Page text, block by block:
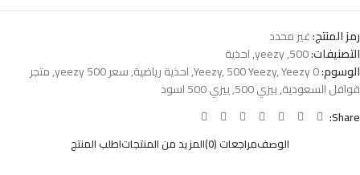
رمز المنتج:غير محدد
التصنيفات:500
,
yeezy
,احذية
الوسوم:0 Yeezy
,500 Yeezy,Yeezy
,احذية رياضية,سعر yeezy 500 ,متجر
قوافل السعودية,ييزي 500 ,ييزي 500 اسود
Share:
الوصفمراجعات (0) المزيد من المنتجاتاطلب المنتج